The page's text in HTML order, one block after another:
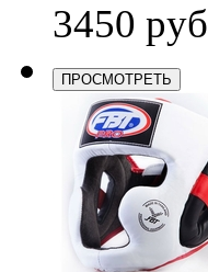
3450 руб
ПРОСМОТРЕТЬ